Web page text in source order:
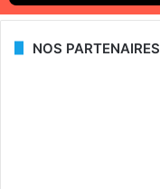
NOS PARTENAIRES